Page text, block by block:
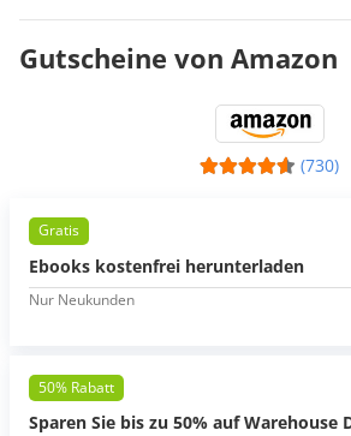
Gutscheine von Amazon
(730)
Gratis
Ebooks kostenfrei herunterladen
Nur Neukunden
50% Rabatt
Sparen Sie bis zu 50% auf Warehouse